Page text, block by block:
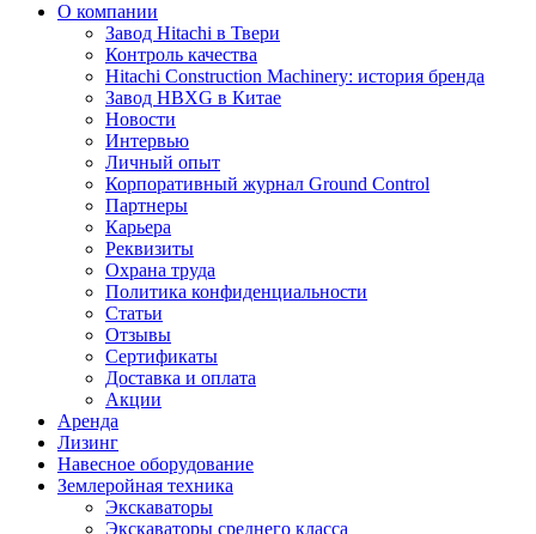
О компании
Завод Hitachi в Твери
Контроль качества
Hitachi Construction Machinery: история бренда
Завод HBXG в Китае
Новости
Интервью
Личный опыт
Корпоративный журнал Ground Control
Партнеры
Карьера
Реквизиты
Охрана труда
Политика конфиденциальности
Статьи
Отзывы
Сертификаты
Доставка и оплата
Акции
Аренда
Лизинг
Навесное оборудование
Землеройная техника
Экскаваторы
Экскаваторы среднего класса